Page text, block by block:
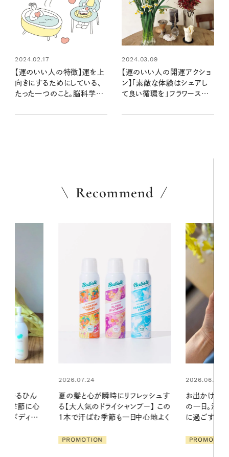
2024.02.17
【運のいい人の特徴】運を上
向きにするためにしている、
たった一つのこと。脳科学者
2024.03.09
【運のいい人の開運アクショ
ン】「素敵な体験はシェアし
て良い循環を」フラワースタイ
気を上げる習慣
Recommend
レッシュす
プー】 この
中心地よく
2026.06.01
お出かけ前のひと手間で変わる、夏
の一日。汗ばむ季節を「ごきげん」
に過ごす私の新習慣
PROMOTION
2026.06.01
暑い夏のナイ
える夜の爽